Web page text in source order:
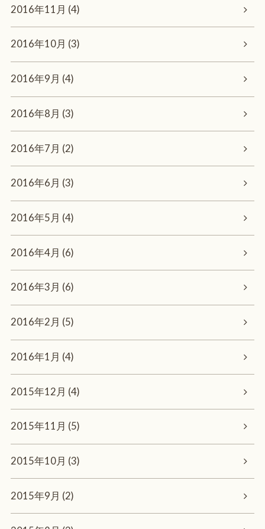
2016年11月 (4)
2016年10月 (3)
2016年9月 (4)
2016年8月 (3)
2016年7月 (2)
2016年6月 (3)
2016年5月 (4)
2016年4月 (6)
2016年3月 (6)
2016年2月 (5)
2016年1月 (4)
2015年12月 (4)
2015年11月 (5)
2015年10月 (3)
2015年9月 (2)